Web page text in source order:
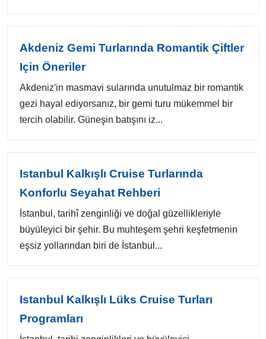
Akdeniz Gemi Turlarında Romantik Çiftler
Için Öneriler
Akdeniz'in masmavi sularında unutulmaz bir romantik
gezi hayal ediyorsanız, bir gemi turu mükemmel bir
tercih olabilir. Güneşin batışını iz...
Istanbul Kalkışlı Cruise Turlarında
Konforlu Seyahat Rehberi
İstanbul, tarihî zenginliği ve doğal güzellikleriyle
büyüleyici bir şehir. Bu muhteşem şehri keşfetmenin
eşsiz yollarından biri de İstanbul...
Istanbul Kalkışlı Lüks Cruise Turları
Programları